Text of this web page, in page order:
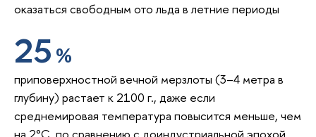
оказаться свободным ото льда в летние периоды
25 %
приповерхностной вечной мерзлоты (3–4 метра в
глубину) растает к 2100 г., даже если
среднемировая температура повысится меньше, чем